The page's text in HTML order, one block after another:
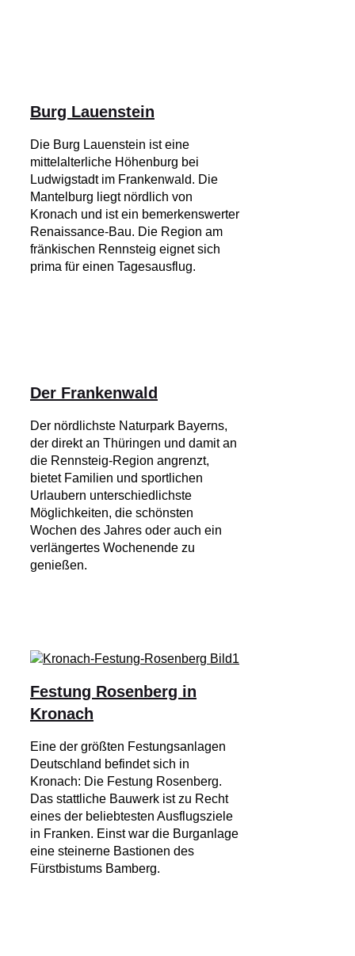
Burg Lauenstein
Die Burg Lauenstein ist eine
mittelalterliche Höhenburg bei
Ludwigstadt im Frankenwald. Die
Mantelburg liegt nördlich von
Kronach und ist ein bemerkenswerter
Renaissance-Bau. Die Region am
fränkischen Rennsteig eignet sich
prima für einen Tagesausflug.
Der Frankenwald
Der nördlichste Naturpark Bayerns,
der direkt an Thüringen und damit an
die Rennsteig-Region angrenzt,
bietet Familien und sportlichen
Urlaubern unterschiedlichste
Möglichkeiten, die schönsten
Wochen des Jahres oder auch ein
verlängertes Wochenende zu
genießen.
Festung Rosenberg in
Kronach
Eine der größten Festungsanlagen
Deutschland befindet sich in
Kronach: Die Festung Rosenberg.
Das stattliche Bauwerk ist zu Recht
eines der beliebtesten Ausflugsziele
in Franken. Einst war die Burganlage
eine steinerne Bastionen des
Fürstbistums Bamberg.